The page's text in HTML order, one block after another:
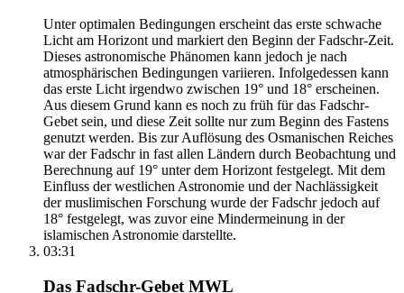
Unter optimalen Bedingungen erscheint das erste schwache
Licht am Horizont und markiert den Beginn der Fadschr-Zeit.
Dieses astronomische Phänomen kann jedoch je nach
atmosphärischen Bedingungen variieren. Infolgedessen kann
das erste Licht irgendwo zwischen 19° und 18° erscheinen.
Aus diesem Grund kann es noch zu früh für das Fadschr-
Gebet sein, und diese Zeit sollte nur zum Beginn des Fastens
genutzt werden. Bis zur Auflösung des Osmanischen Reiches
war der Fadschr in fast allen Ländern durch Beobachtung und
Berechnung auf 19° unter dem Horizont festgelegt. Mit dem
Einfluss der westlichen Astronomie und der Nachlässigkeit
der muslimischen Forschung wurde der Fadschr jedoch auf
18° festgelegt, was zuvor eine Mindermeinung in der
islamischen Astronomie darstellte.
03:31
Das Fadschr-Gebet MWL